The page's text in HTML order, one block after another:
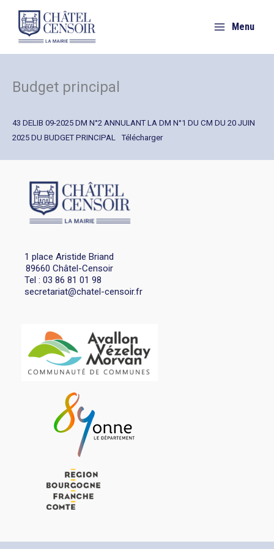
contenu
Menu
Budget principal
43 DELIB 09-2025 DM N°2 ANNULANT LA DM N°1 DU CM DU 20 JUIN
2025 DU BUDGET PRINCIPAL
Télécharger
1 place Aristide Briand
89660 Châtel-Censoir
Tel : 03 86 81 01 98
secretariat@chatel-censoir.fr